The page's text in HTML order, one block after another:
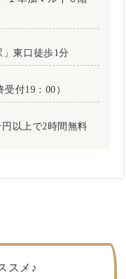
東口徒歩1分
受付19：00）
以上で2時間無料
スメ♪